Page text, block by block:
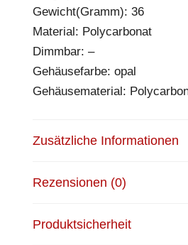
Gewicht(Gramm): 36
Material: Polycarbonat
Dimmbar: –
Gehäusefarbe: opal
Gehäusematerial:
Zusätzliche Informationen
Rezensionen (0)
Produktsicherheit